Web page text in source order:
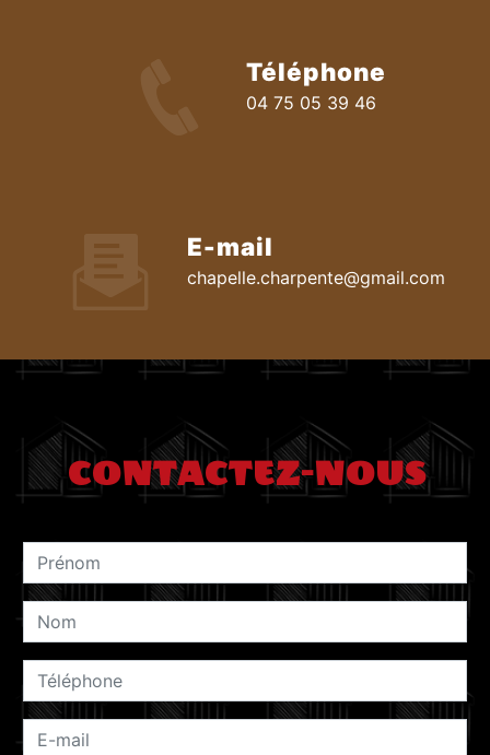
Téléphone
04 75 05 39 46
E-mail
chapelle.charpente@gmail.com
CONTACTEZ-NOUS